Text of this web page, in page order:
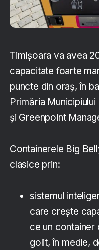
Timișoara va avea
capacitate foarte
puncte din oraș, în
Primăria
și Greenpoint
Containerele Big
clasice prin:
sistemul
care crește
ce un
golit, în medie,